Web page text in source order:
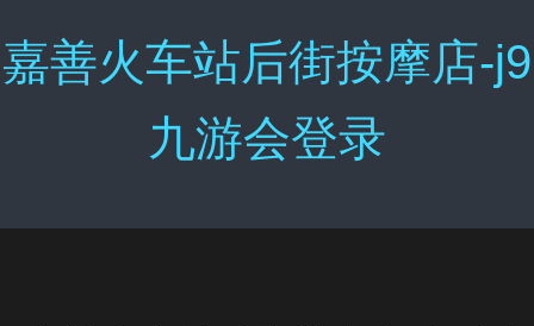
嘉善火车站后街按摩店-j9
九游会登录